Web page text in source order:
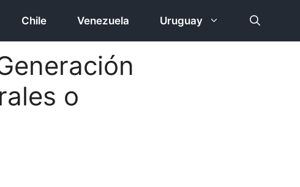
Chile Venezuela Uruguay
o